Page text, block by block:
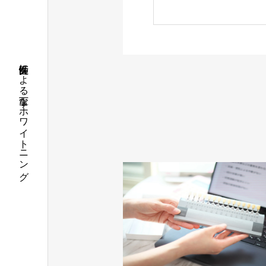
女性医師による丁寧なホワイトニング